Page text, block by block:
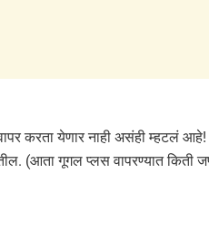
करता येणार नाही असंही म्हटलं आहे!
(आता गूगल प्लस वापरण्यात किती